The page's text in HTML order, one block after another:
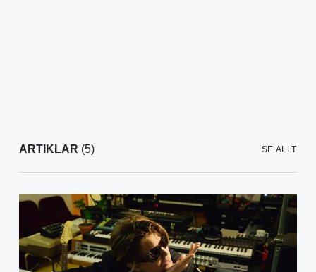
ARTIKLAR (5) SE ALLT